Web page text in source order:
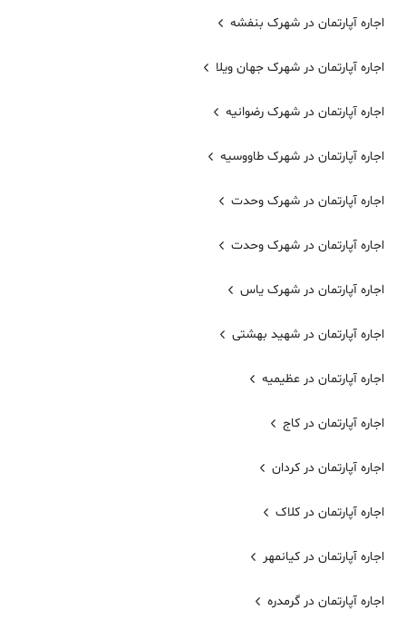
اجاره آپارتمان در شهرک بنفشه
اجاره آپارتمان در شهرک جهان ویلا
اجاره آپارتمان در شهرک رضوانیه
اجاره آپارتمان در شهرک طاووسیه
اجاره آپارتمان در شهر‌ک وحدت
اجاره آپارتمان در شهرک وحدت
اجاره آپارتمان در شهرک یاس
اجاره آپارتمان در شهید بهشتی
اجاره آپارتمان در عظیمیه
اجاره آپارتمان در کاج
اجاره آپارتمان در کردان
اجاره آپارتمان در کلاک
اجاره آپارتمان در کیانمهر
اجاره آپارتمان در گرمدره